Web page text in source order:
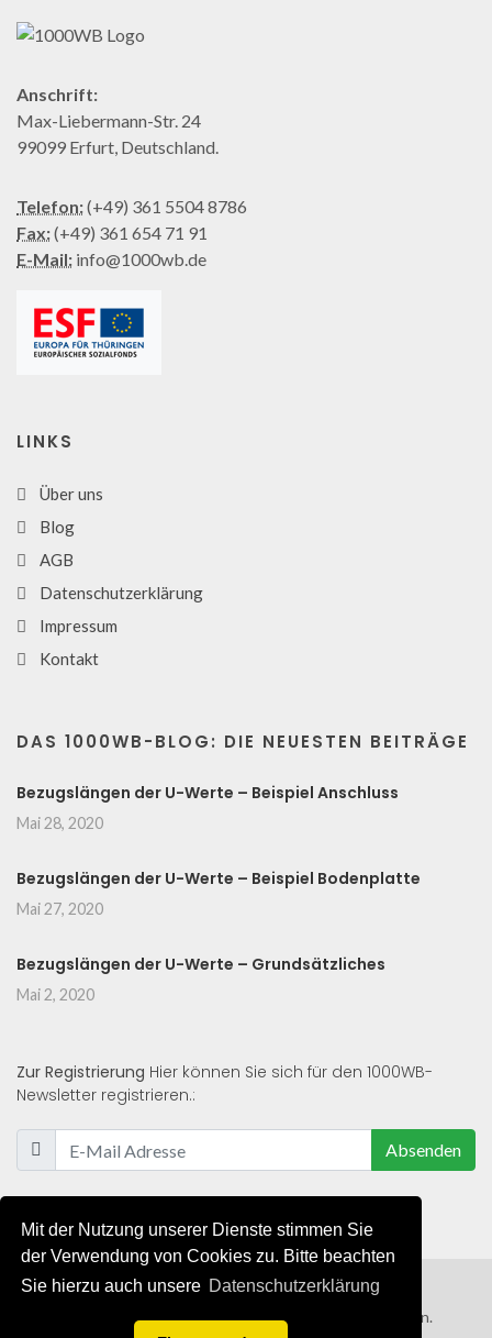
Mit der Nutzung unserer Dienste stimmen Sie
der Verwendung von Cookies zu. Bitte beachten
Sie hierzu auch unsere Datenschutzerklärung
Anschrift:
Max-Liebermann-Str. 24
99099 Erfurt, Deutschland.
Telefon:(+49) 361 5504 8786
Fax:(+49) 361 654 71 91
E-Mail: info@1000wb.de
LINKS
Über uns
Blog
AGB
Datenschutzerklärung
Impressum
Kontakt
DAS 1000WB-BLOG: DIE NEUESTEN BEITRÄGE
Bezugslängen der U-Werte – Beispiel Anschluss
Mai 28, 2020
Bezugslängen der U-Werte – Beispiel Bodenplatte
Mai 27, 2020
Bezugslängen der U-Werte – Grundsätzliches
Mai 2, 2020
Zur Registrierung Hier können Sie sich für den 1000WB-
Newsletter registrieren.:
Absenden
© 2019 - 2021 - Alle Rechte von 1000WB vorbehalten.